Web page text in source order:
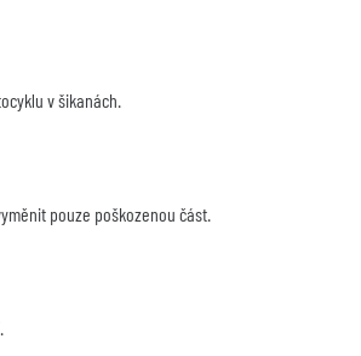
v šikanách.
pouze poškozenou část.